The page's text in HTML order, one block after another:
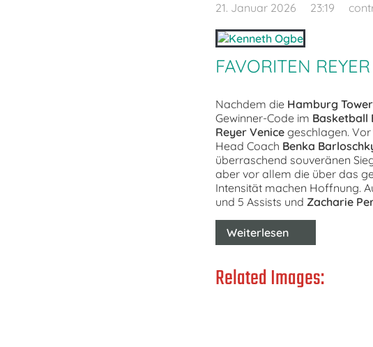
21. Januar 2026 23:19
FAVORITEN
Nachdem die Hamburg
Gewinner-Code im Basketball
Reyer Venicegeschlagen. Vor
Head Coach Benka
überraschend souveränen
aber vor allem die über das
Intensität machen Hoffnung.
und 5 Assists und Zacharie
Weiterlesen
Related Images: